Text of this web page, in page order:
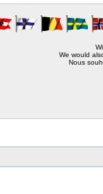
We would
Nous